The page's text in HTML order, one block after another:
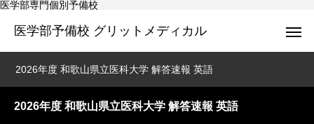
医学部専門個別予備校
医学部予備校 グリットメディカル
2026年度 和歌山県立医科大学 解答速報 英語
2026年度 和歌山県立医科大学 解答速報 英語